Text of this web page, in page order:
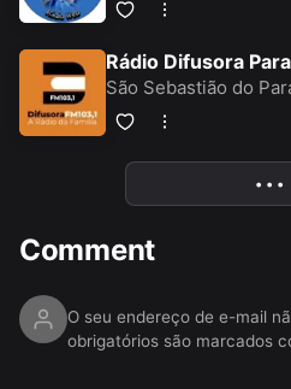
Rádio Difusora
São Sebastião do
• • •
Comment
O seu endereço de e-mail
obrigatórios são marcados